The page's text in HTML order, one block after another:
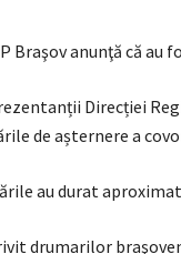
Braşov anunţă că
Direcției
de așternere a
au durat
drumarilor